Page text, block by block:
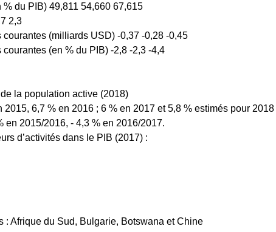
% du PIB) 49,811 54,660 67,615
2,3
(milliards USD) -0,37 -0,28 -0,45
(en % du PIB) -2,8 -2,3 -4,4
la population active (2018)
2015, 6,7 % en 2016 ; 6 % en 2017 et 5,8 % estimés pour 2018
en 2015/2016, - 4,3 % en 2016/2017.
d’activités dans le PIB (2017) :
: Afrique du Sud, Bulgarie, Botswana et Chine